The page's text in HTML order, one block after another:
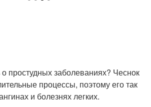
простудных заболеваниях? Чеснок
процессы, поэтому его так
и болезнях легких.